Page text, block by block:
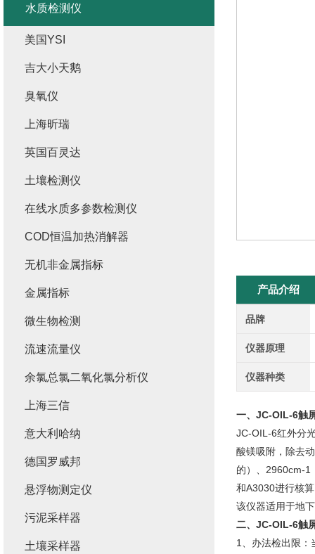
产品介绍
品牌
仪器原理
仪器种类
一、 JC-OIL-6触
JC-OIL-6红外分
酸镁吸附，除去
的）、2960cm-1
和A3030进行核
该仪器适用于地
二、 JC-OIL-6触
1、办法检出限
水质检测仪
美国YSI
吉大小天鹅
臭氧仪
上海昕瑞
英国百灵达
土壤检测仪
在线水质多参数检测仪
COD恒温加热消解器
无机非金属指标
金属指标
微生物检测
流速流量仪
余氯总氯二氧化氯分析仪
上海三信
意大利哈纳
德国罗威邦
悬浮物测定仪
污泥采样器
土壤采样器